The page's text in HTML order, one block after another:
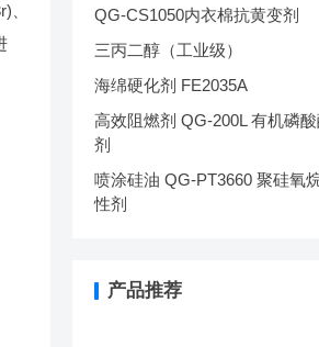
QG-CS1050内衣棉抗黄变剂
三丙二醇（工业级）
海绵硬化剂 FE2035A
高效阻燃剂 QG-200L 有机磷
剂
喷涂硅油 QG-PT3660 聚硅氧
性剂
产品推荐